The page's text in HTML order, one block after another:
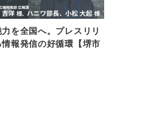
を全国へ。プレスリリ
報発信の好循環【堺市